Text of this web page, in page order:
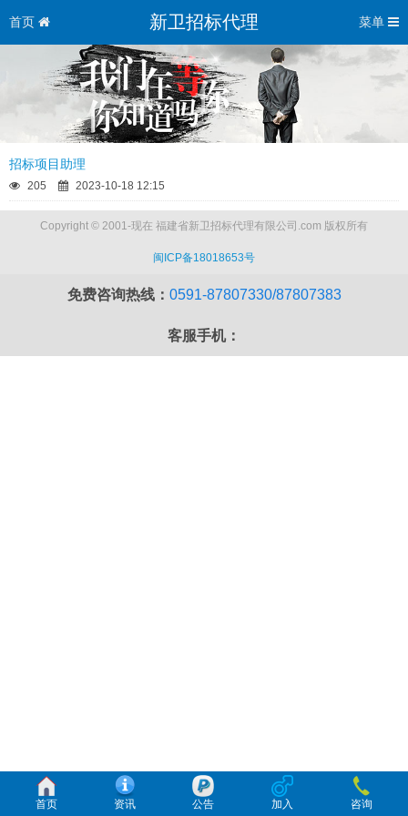
首页 新卫招标代理 菜单
招标项目助理
205 2023-10-18 12:15
Copyright © 2001-现在 福建省新卫招标代理有限公司.com 版权所有
闽ICP备18018653号
免费咨询热线： 0591-87807330/87807383
客服手机：
首页 资讯 公告 加入 咨询